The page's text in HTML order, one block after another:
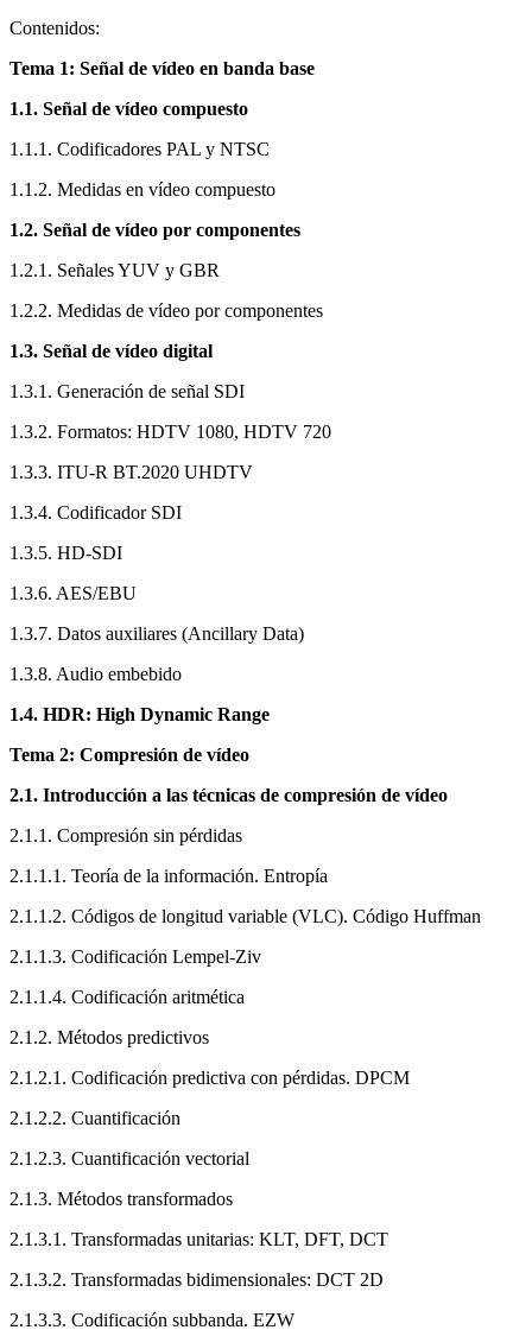
Contenidos:
Tema 1: Señal de vídeo en banda base
1.1. Señal de vídeo compuesto
1.1.1. Codificadores PAL y NTSC
1.1.2. Medidas en vídeo compuesto
1.2. Señal de vídeo por componentes
1.2.1. Señales YUV y GBR
1.2.2. Medidas de vídeo por componentes
1.3. Señal de vídeo digital
1.3.1. Generación de señal SDI
1.3.2. Formatos: HDTV 1080, HDTV 720
1.3.3. ITU-R BT.2020 UHDTV
1.3.4. Codificador SDI
1.3.5. HD-SDI
1.3.6. AES/EBU
1.3.7. Datos auxiliares (Ancillary Data)
1.3.8. Audio embebido
1.4. HDR: High Dynamic Range
Tema 2: Compresión de vídeo
2.1. Introducción a las técnicas de compresión de vídeo
2.1.1. Compresión sin pérdidas
2.1.1.1. Teoría de la información. Entropía
2.1.1.2. Códigos de longitud variable (VLC). Código Huffman
2.1.1.3. Codificación Lempel-Ziv
2.1.1.4. Codificación aritmética
2.1.2. Métodos predictivos
2.1.2.1. Codificación predictiva con pérdidas. DPCM
2.1.2.2. Cuantificación
2.1.2.3. Cuantificación vectorial
2.1.3. Métodos transformados
2.1.3.1. Transformadas unitarias: KLT, DFT, DCT
2.1.3.2. Transformadas bidimensionales: DCT 2D
2.1.3.3. Codificación subbanda. EZW